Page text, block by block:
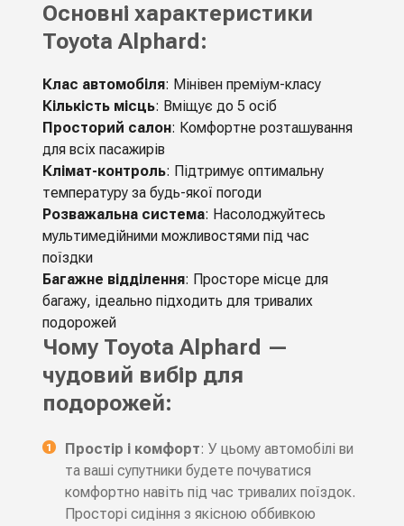
Основні характеристики
Toyota Alphard:
Клас автомобіля: Мінівен преміум-класу
Кількість місць: Вміщує до 5 осіб
Просторий салон: Комфортне розташування
для всіх пасажирів
Клімат-контроль: Підтримує оптимальну
температуру за будь-якої погоди
Розважальна система: Насолоджуйтесь
мультимедійними можливостями під час
поїздки
Багажне відділення: Просторе місце для
багажу, ідеально підходить для тривалих
подорожей
Чому Toyota Alphard —
чудовий вибір для
подорожей:
Простір і комфорт: У цьому автомобілі ви
та ваші супутники будете почуватися
комфортно навіть під час тривалих поїздок.
Просторі сидіння з якісною оббивкою